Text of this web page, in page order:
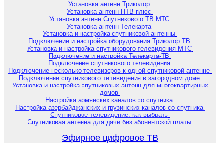
Установка антенн Триколор
Установка антенн НТВ плюс
Установка антенн Спутникового ТВ МТС
Установка антенн Телекарта
Установка и настройка спутниковой антенны
Подключение и настройка оборудования Триколор ТВ
Установка и настройка спутникового телевидения МТС
Подключение и настройка Телекарта-ТВ
Подключение спутникового телевидения
Подключение несколько телевизоров к одной спутниковой антенне
Подключение спутникового телевидения в загородном доме
Установка и настройка спутниковых антенн для многоквартирных
домов
Настройка армянских каналов со спутника
Настройка азербайджанских и грузинских каналов со спутника
Спутниковое телевидение: как выбрать
Спутниковая антенна для дачи без абонентской платы
Эфирное цифровое ТВ